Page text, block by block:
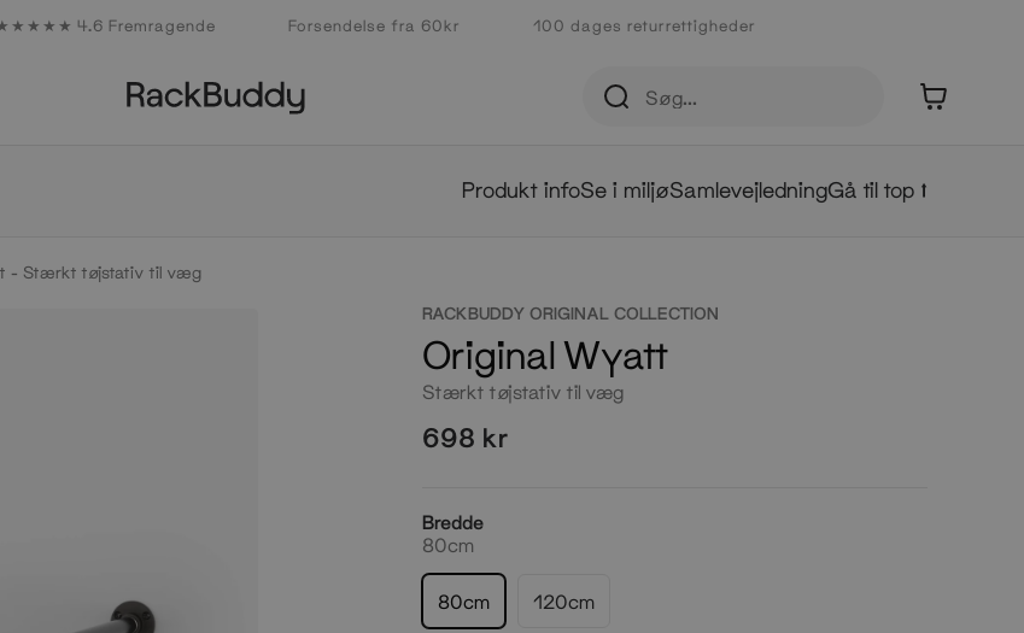
4.6 Fremragende Forsendelse fra 60kr 100 dages returrettigheder
Professionals
Produkt infoSe i miljøSamlevejledningGå til top ⭡
- Stærkt tøjstativ til væg
RACKBUDDY ORIGINAL COLLECTION
Original Wyatt
Stærkt tøjstativ til væg
698 kr
Bredde
80cm
80cm 120cm